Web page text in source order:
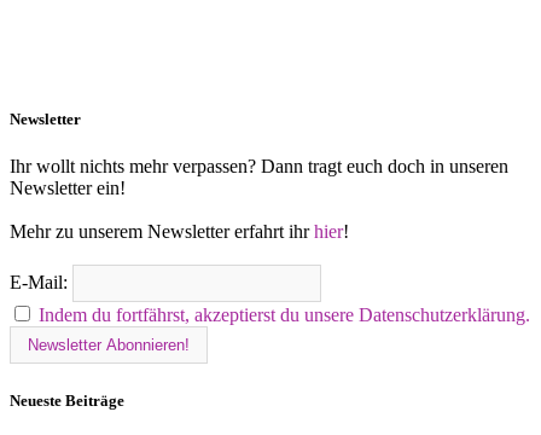
Newsletter
Ihr wollt nichts mehr verpassen? Dann tragt euch doch in unseren
Newsletter ein!
Mehr zu unserem Newsletter erfahrt ihrhier!
E-Mail:
Indem du fortfährst, akzeptierst du unsere Datenschutzerklärung.
Neueste Beiträge